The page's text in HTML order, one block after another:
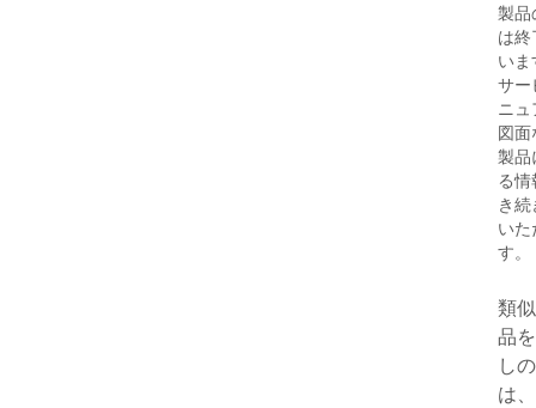
製品
は
い
サー
ニ
図
製品
る
き
い
す。
類
品
し
は